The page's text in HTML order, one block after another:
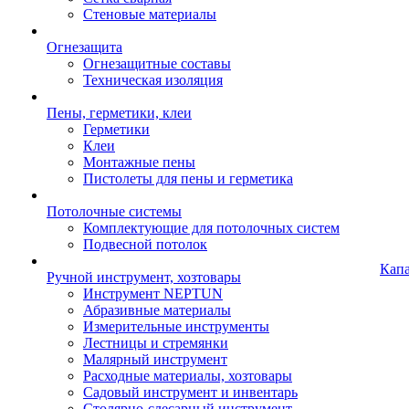
Стеновые материалы
Огнезащита
Огнезащитные составы
Техническая изоляция
Пены, герметики, клеи
Герметики
Клеи
Монтажные пены
Пистолеты для пены и герметика
Потолочные системы
Комплектующие для потолочных систем
Подвесной потолок
Ручной инструмент, хозтовары
Инструмент NEPTUN
Абразивные материалы
Измерительные инструменты
Лестницы и стремянки
Малярный инструмент
Расходные материалы, хозтовары
Садовый инструмент и инвентарь